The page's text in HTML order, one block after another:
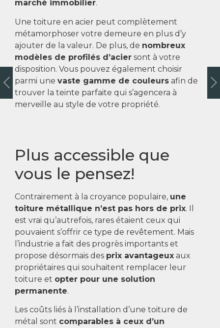
marché immobilier.
Une toiture en acier peut complètement
métamorphoser votre demeure en plus d’y
ajouter de la valeur. De plus, de nombreux
modèles de profilés d’acier sont à votre
disposition. Vous pouvez également choisir
parmi une vaste gamme de couleurs afin de
trouver la teinte parfaite qui s’agencera à
merveille au style de votre propriété.
Plus accessible que
vous le pensez!
Contrairement à la croyance populaire, une
toiture métallique n’est pas hors de prix. Il
est vrai qu’autrefois, rares étaient ceux qui
pouvaient s’offrir ce type de revêtement. Mais
l’industrie a fait des progrès importants et
propose désormais des prix avantageux aux
propriétaires qui souhaitent remplacer leur
toiture et opter pour une solution
permanente.
Les coûts liés à l’installation d’une toiture de
métal sont comparables à ceux d’un